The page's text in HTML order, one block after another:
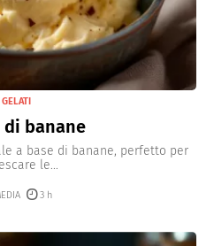
GELATI
di banane
a base di banane, perfetto per
le...
3 h